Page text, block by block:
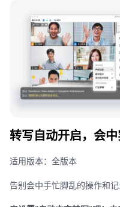
转写自动开启，会
适用版本：全版本
告别会中手忙脚乱的操作和